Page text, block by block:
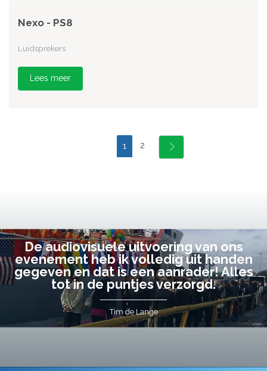
Nexo - PS8
Luidsprekers
Lees meer
1 2
De audiovisuele uitvoering van ons
evenement heb ik volledig uit handen
gegeven en dat is een aanrader! Alles
tot in de puntjes verzorgd.
Tim de Lange